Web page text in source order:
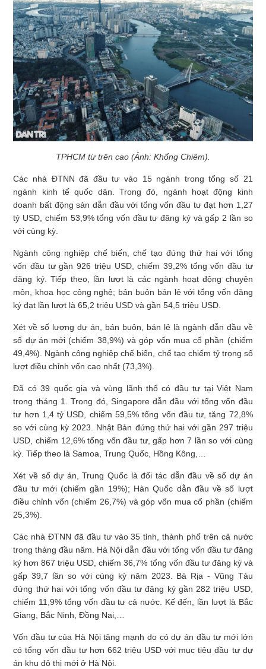
TPHCM từ trên cao (Ảnh: Khổng Chiêm).
Các nhà ĐTNN đã đầu tư vào 15 ngành trong tổng số 21
ngành kinh tế quốc dân. Trong đó, ngành hoạt động kinh
doanh bất động sản dẫn đầu với tổng vốn đầu tư đạt hơn 1,27
tỷ USD, chiếm 53,9% tổng vốn đầu tư đăng ký và gấp 2 lần so
với cùng kỳ.
Ngành công nghiệp chế biến, chế tạo đứng thứ hai với tổng
vốn đầu tư gần 926 triệu USD, chiếm 39,2% tổng vốn đầu tư
đăng ký. Tiếp theo, lần lượt là các ngành hoạt động chuyên
môn, khoa học công nghệ; bán buôn bán lẻ với tổng vốn đăng
ký đạt lần lượt là 65,2 triệu USD và gần 54,5 triệu USD.
Xét về số lượng dự án, bán buôn, bán lẻ là ngành dẫn đầu về
số dự án mới (chiếm 38,9%) và góp vốn mua cổ phần (chiếm
49,4%). Ngành công nghiệp chế biến, chế tạo chiếm tỷ trọng số
lượt điều chỉnh vốn cao nhất (73,3%).
Đã có 39 quốc gia và vùng lãnh thổ có đầu tư tại Việt Nam
trong tháng 1. Trong đó, Singapore dẫn đầu với tổng vốn đầu
tư hơn 1,4 tỷ USD, chiếm 59,5% tổng vốn đầu tư, tăng 72,8%
so với cùng kỳ 2023. Nhật Bản đứng thứ hai với gần 297 triệu
USD, chiếm 12,6% tổng vốn đầu tư, gấp hơn 7 lần so với cùng
kỳ. Tiếp theo là Samoa, Trung Quốc, Hồng Kông,…
Xét về số dự án, Trung Quốc là đối tác dẫn đầu về số dự án
đầu tư mới (chiếm gần 19%); Hàn Quốc dẫn đầu về số lượt
điều chỉnh vốn (chiếm 26,7%) và góp vốn mua cổ phần (chiếm
25,3%).
Các nhà ĐTNN đã đầu tư vào 35 tỉnh, thành phố trên cả nước
trong tháng đầu năm. Hà Nội dẫn đầu với tổng vốn đầu tư đăng
ký hơn 867 triệu USD, chiếm 36,7% tổng vốn đầu tư đăng ký và
gấp 39,7 lần so với cùng kỳ năm 2023. Bà Rịa - Vũng Tàu
đứng thứ hai với tổng vốn đầu tư đăng ký gần 282 triệu USD,
chiếm 11,9% tổng vốn đầu tư cả nước. Kế đến, lần lượt là Bắc
Giang, Bắc Ninh, Đồng Nai,…
Vốn đầu tư của Hà Nội tăng mạnh do có dự án đầu tư mới lớn
có tổng vốn đầu tư hơn 662 triệu USD với mục tiêu đầu tư dự
án khu đô thị mới ở Hà Nội.